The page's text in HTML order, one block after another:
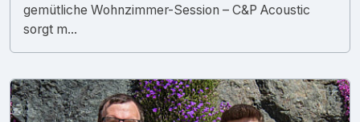
gemütliche Wohnzimmer-Session – C&P Acoustic
sorgt m...